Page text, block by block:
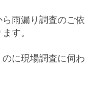
雨漏り調査のご依
す。
に現場調査に伺わ